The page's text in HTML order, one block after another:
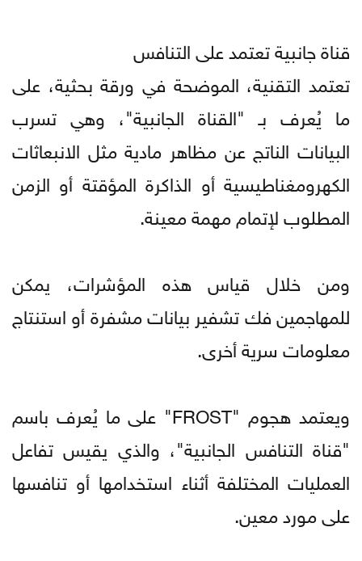
قناة جانبية تعتمد على التنافس
تعتمد التقنية، الموضحة في ورقة بحثية، على
ما يُعرف بـ "القناة الجانبية"، وهي تسرب
البيانات الناتج عن مظاهر مادية مثل الانبعاثات
الكهرومغناطيسية أو الذاكرة المؤقتة أو الزمن
المطلوب لإتمام مهمة معينة.
ومن خلال قياس هذه المؤشرات، يمكن
للمهاجمين فك تشفير بيانات مشفرة أو استنتاج
معلومات سرية أخرى.
ويعتمد هجوم "FROST" على ما يُعرف باسم
"قناة التنافس الجانبية"، والذي يقيس تفاعل
العمليات المختلفة أثناء استخدامها أو تنافسها
على مورد معين.